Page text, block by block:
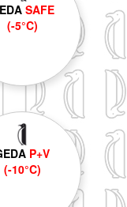
SAFE
(-5°C)
P+V
(-10°C)